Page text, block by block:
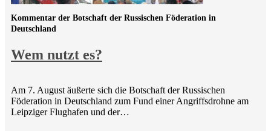
Wem nutzt es?
Kommentar der Botschaft der Russischen Föderation in
Deutschland
Am 7. August äußerte sich die Botschaft der Russischen
Föderation in Deutschland zum Fund einer Angriffsdrohne am
Leipziger Flughafen und der…